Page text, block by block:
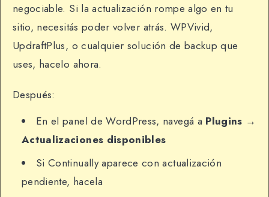
negociable. Si la actualización rompe algo en tu
sitio, necesitás poder volver atrás. WPVivid,
UpdraftPlus, o cualquier solución de backup que
uses, hacelo ahora.
Después:
En el panel de WordPress, navegá a Plugins →
Actualizaciones disponibles
Si Continually aparece con actualización
pendiente, hacela